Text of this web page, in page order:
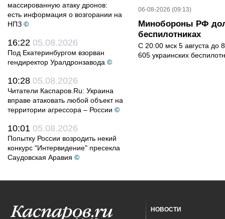
массированную атаку дронов:
есть информация о возгорании на
НПЗ ©
16:22 05.08.2026
Под Екатеринбургом взорван
гендиректор Уралдронзавода ©
10:28 05.08.2026
Читатели Каспаров.Ru: Украина
вправе атаковать любой объект на
территории агрессора – России ©
10:01 05.08.2026
Попытку России возродить некий
конкурс "Интервидение" пресекла
Саудовская Аравия ©
06-08-2026 (09:13)
Минобороны РФ
беспилотниках
С 20:00 мск 5 августа до
605 украинских
НОВОСТИ